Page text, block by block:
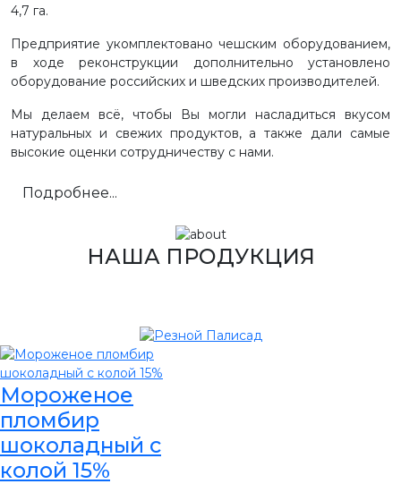
4,7 га.
Предприятие укомплектовано чешским оборудованием,
в ходе реконструкции дополнительно установлено
оборудование российских и шведских производителей.
Мы делаем всё, чтобы Вы могли насладиться вкусом
натуральных и свежих продуктов, а также дали самые
высокие оценки сотрудничеству с нами.
Подробнее...
НАША ПРОДУКЦИЯ
Мороженое
пломбир
шоколадный с
колой 15%